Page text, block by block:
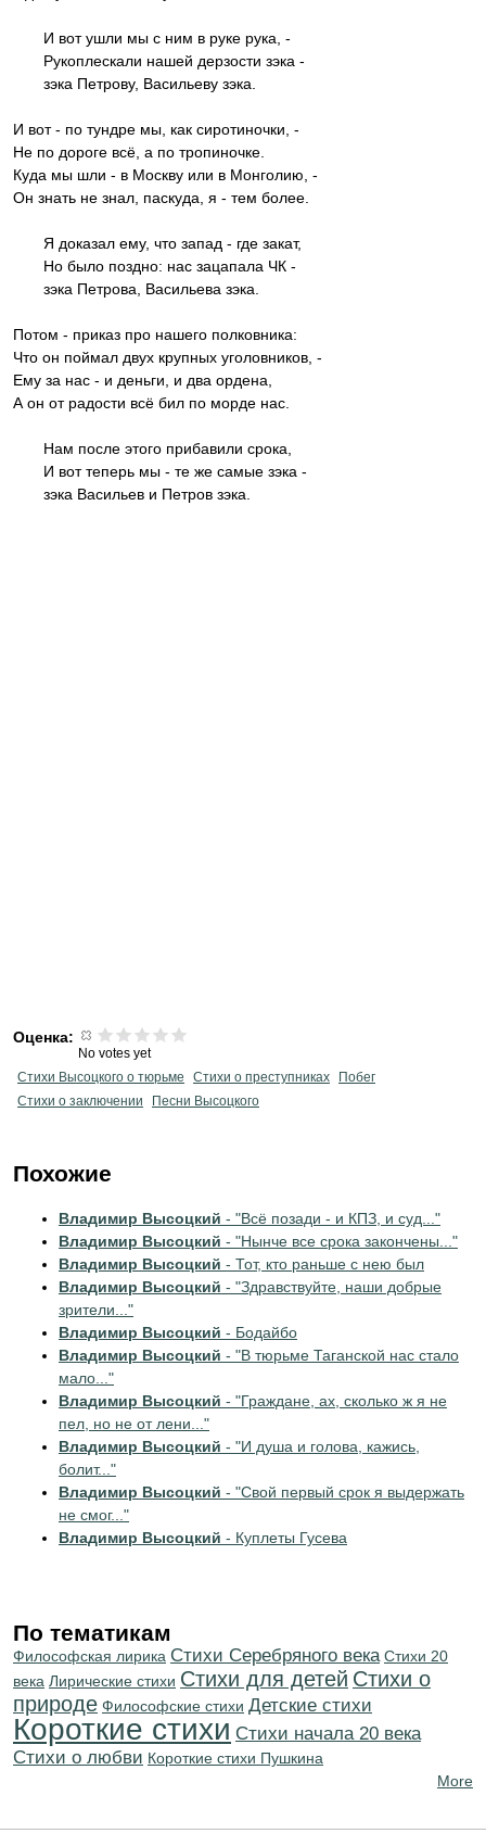
И вот ушли мы с ним в руке рука, -
Рукоплескали нашей дерзости зэка -
зэка Петрову, Васильеву зэка.
И вот - по тундре мы, как сиротиночки, -
Не по дороге всё, а по тропиночке.
Куда мы шли - в Москву или в Монголию, -
Он знать не знал, паскуда, я - тем более.
Я доказал ему, что запад - где закат,
Но было поздно: нас зацапала ЧК -
зэка Петрова, Васильева зэка.
Потом - приказ про нашего полковника:
Что он поймал двух крупных уголовников, -
Ему за нас - и деньги, и два ордена,
А он от радости всё бил по морде нас.
Нам после этого прибавили срока,
И вот теперь мы - те же самые зэка -
зэка Васильев и Петров зэка.
Оценка:
No votes yet
Стихи Высоцкого о тюрьме
Стихи о преступниках
Побег
Стихи о заключении
Песни Высоцкого
Похожие
Владимир Высоцкий - "Всё позади - и КПЗ, и суд..."
Владимир Высоцкий - "Нынче все срока закончены..."
Владимир Высоцкий - Тот, кто раньше с нею был
Владимир Высоцкий - "Здравствуйте, наши добрые
зрители..."
Владимир Высоцкий - Бодайбо
Владимир Высоцкий - "В тюрьме Таганской нас стало
мало..."
Владимир Высоцкий - "Граждане, ах, сколько ж я не
пел, но не от лени..."
Владимир Высоцкий - "И душа и голова, кажись,
болит..."
Владимир Высоцкий - "Свой первый срок я выдержать
не смог..."
Владимир Высоцкий - Куплеты Гусева
По тематикам
Философская лирика Cтихи Серебряного века Стихи 20
века Лирические стихи Стихи для детей Стихи о
природе Философские стихи Детские стихи
Короткие стихи Cтихи начала 20 века
Стихи о любви Короткие стихи Пушкина
More